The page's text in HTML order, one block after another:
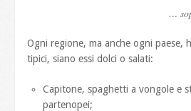
…
Ogni regione, ma anche ogni paese,
tipici, siano essi dolci o salati:
Capitone, spaghetti a vongole e
partenopei;